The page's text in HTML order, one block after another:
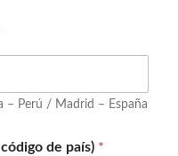
Perú / Madrid – España
de país) *